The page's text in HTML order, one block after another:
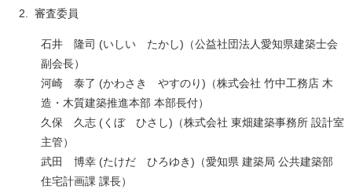
2. 審査委員
​石井 隆司 (いしい たかし)（公益社団法人愛知県建築士会
副会長）
河崎 泰了 (かわさき やすのり)（株式会社 竹中工務店 木
造・木質建築推進本部 本部長付）
久保 久志 (くぼ ひさし)（株式会社 東畑建築事務所 設計室
主管）
武田 博幸 (たけだ ひろゆき)（愛知県 建築局 公共建築部
住宅計画課 課長）